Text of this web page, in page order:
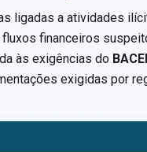
ligadas a atividades
fluxos financeiros
às exigências do
exigidas por